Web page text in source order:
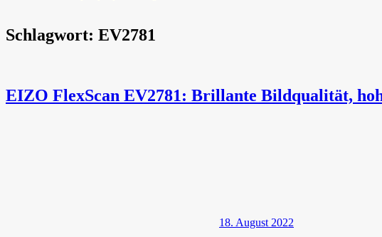
Schlagwort: EV2781
EIZO FlexScan EV2781: Brillante Bildqualität,
18. August 2022